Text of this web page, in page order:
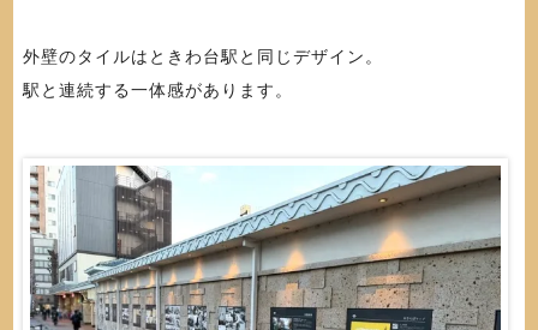
外壁のタイルはときわ台駅と同じデザイン。
駅と連続する一体感があります。